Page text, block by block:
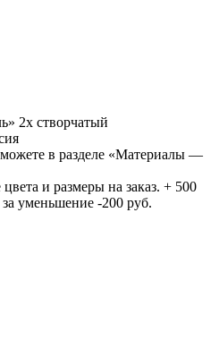
2х створчатый
в разделе «Материалы —
и размеры на заказ. + 500
уменьшение -200 руб.